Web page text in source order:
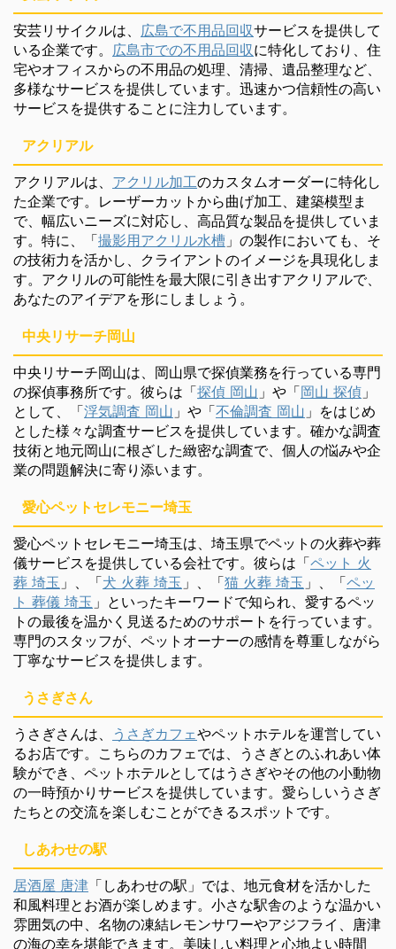
安芸リサイクルは、 広島で不用品回収サービスを提供して
いる企業です。 広島市での不用品回収に特化しており、住
宅やオフィスからの不用品の処理、清掃、遺品整理など、
多様なサービスを提供しています。迅速かつ信頼性の高い
サービスを提供することに注力しています。
アクリアル
アクリアルは、 アクリル加工のカスタムオーダーに特化し
た企業です。レーザーカットから曲げ加工、建築模型ま
で、幅広いニーズに対応し、高品質な製品を提供していま
す。特に、「撮影用アクリル水槽 」の製作においても、そ
の技術力を活かし、クライアントのイメージを具現化しま
す。アクリルの可能性を最大限に引き出すアクリアルで、
あなたのアイデアを形にしましょう。
中央リサーチ岡山
中央リサーチ岡山は、岡山県で探偵業務を行っている専門
の探偵事務所です。彼らは「探偵 岡山 」や「岡山 探偵 」
として、「浮気調査 岡山 」や「不倫調査 岡山 」をはじめ
とした様々な調査サービスを提供しています。確かな調査
技術と地元岡山に根ざした緻密な調査で、個人の悩みや企
業の問題解決に寄り添います。
愛心ペットセレモニー埼玉
愛心ペットセレモニー埼玉は、埼玉県でペットの火葬や葬
儀サービスを提供している会社です。彼らは「ペット 火
葬 埼玉 」、「犬 火葬 埼玉 」、「猫 火葬 埼玉 」、「ペッ
ト 葬儀 埼玉 」といったキーワードで知られ、愛するペッ
トの最後を温かく見送るためのサポートを行っています。
専門のスタッフが、ペットオーナーの感情を尊重しながら
丁寧なサービスを提供します。
うさぎさん
うさぎさんは、 うさぎカフェやペットホテルを運営してい
るお店です。こちらのカフェでは、うさぎとのふれあい体
験ができ、ペットホテルとしてはうさぎやその他の小動物
の一時預かりサービスを提供しています。愛らしいうさぎ
たちとの交流を楽しむことができるスポットです。
しあわせの駅
居酒屋 唐津 「しあわせの駅」では、地元食材を活かした
和風料理とお酒が楽しめます。小さな駅舎のような温かい
雰囲気の中、名物の凍結レモンサワーやアジフライ、唐津
の海の幸を堪能できます。美味しい料理と心地よい時間